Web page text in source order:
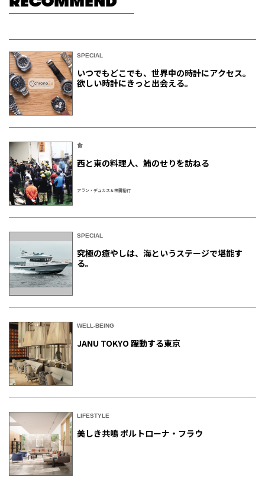
SPECIAL
いつでもどこでも、世界中の時計にアクセス。
欲しい時計にきっと出会える。
食
西と東の料理人、鮪のせりを訪ねる
アラン・デュカス＆神田裕行
SPECIAL
究極の癒やしは、海というステージで堪能す
る。
WELL-BEING
JANU TOKYO 躍動する東京
LIFESTYLE
美しき共鳴 ポルトローナ・フラウ